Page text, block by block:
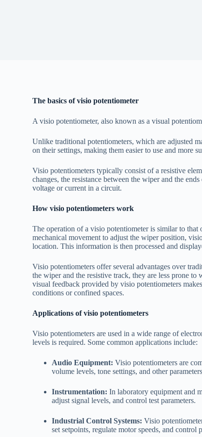
The basics of visio potentiometer
A visio potentiometer, also known as a visual
Unlike traditional potentiometers, which are adjusted
on their settings, making them easier to use and more
Visio potentiometers typically consist of a resistive
changes, the resistance between the wiper and the
voltage or current in a circuit.
How visio potentiometers work
The operation of a visio potentiometer is similar to
mechanical movement to adjust the wiper position,
location. This information is then processed and
Visio potentiometers offer several advantages over
the wiper and the resistive track, they are less prone
visual feedback provided by visio potentiometers
conditions or confined spaces.
Applications of visio potentiometers
Visio potentiometers are used in a wide range of
levels is required. Some common applications include:
Audio Equipment: Visio potentiometers are
volume levels, tone settings, and other
Instrumentation: In laboratory equipment and
adjust signal levels, and control test parameters.
Industrial Control Systems: Visio
set setpoints, regulate motor speeds, and control